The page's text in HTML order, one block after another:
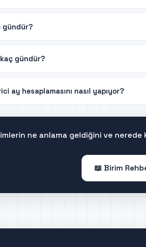
gündür?
gündür?
ay hesaplamasını nasıl yapıyor?
ne anlama geldiğini ve nerede
📖 Birim